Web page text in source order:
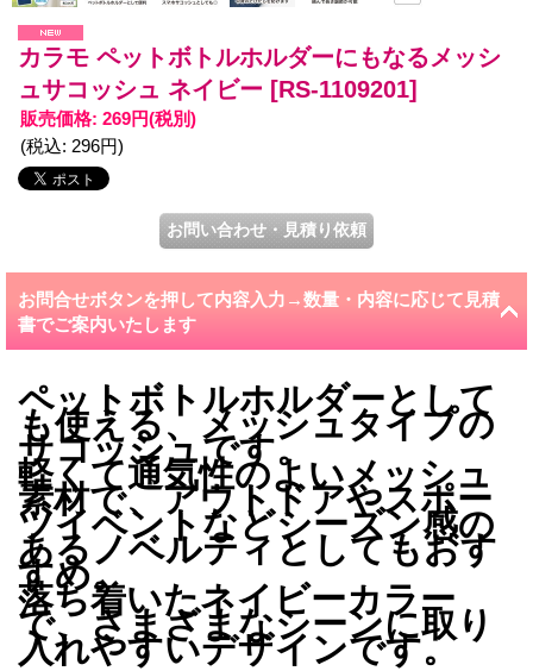
カラモ ペットボトルホルダーにもなるメッシ
ュサコッシュ ネイビー [RS-1109201]
販売価格: 269円(税別)
(税込: 296円)
お問合せボタンを押して内容入力→数量・内容に応じて見積
書でご案内いたします
ペットボトルホルダーとして
も使える、メッシュタイプの
サコッシュです。
軽くて通気性のよいメッシュ
素材で、アウトドアやスポー
ツイベントなどシーズン感の
あるノベルティとしてもおす
すめ。
落ち着いたネイビーカラー
で、さまざまなシーンに取り
入れやすいデザインです。